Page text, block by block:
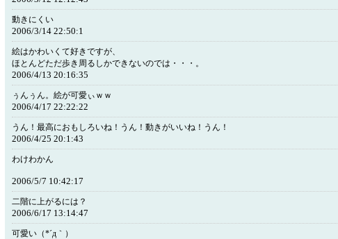
動きにくい
2006/3/14 22:50:1
絵はかわいくて好きですが、
ほとんどただ歩き周るしかできないのでは・・・。
2006/4/13 20:16:35
ぅんぅん。絵が可愛ぃｗｗ
2006/4/17 22:22:22
うん！最高におもしろいね！うん！動きがいいね！うん！
2006/4/25 20:1:43
わけわかん
2006/5/7 10:42:17
二階に上がるには？
2006/6/17 13:14:47
可愛い（*´д｀）